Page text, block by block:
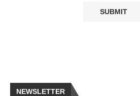
NEWSLETTER